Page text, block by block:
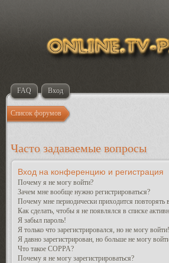
FAQ Вход
Список форумов
Часто задаваемые вопросы
Вход на конференцию и регистрация
Почему я не могу войти?
Зачем мне вообще нужно регистрироваться?
Почему мне периодически приходится повторять
Как сделать, чтобы я не появлялся в списке
Я забыл пароль!
Я только что зарегистрировался, но не могу войти!
Я давно зарегистрирован, но больше не могу
Что такое COPPA?
Почему я не могу зарегистрироваться?